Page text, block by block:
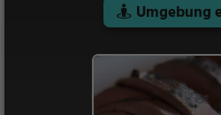
Umgebung